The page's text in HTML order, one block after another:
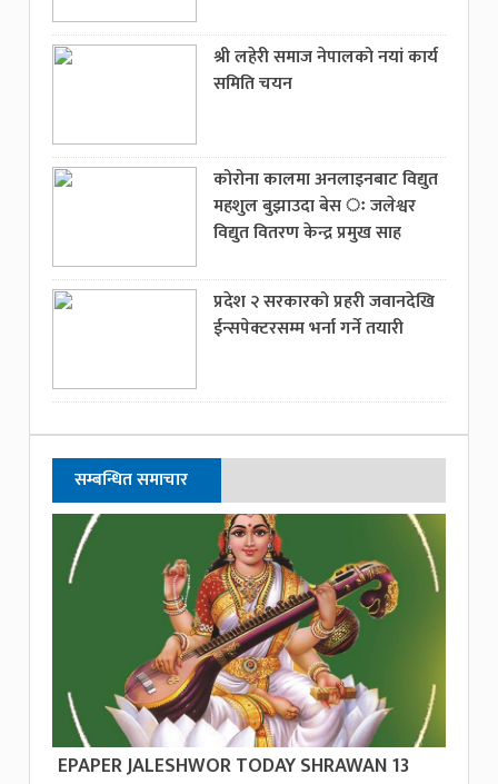
श्री लहेरी समाज नेपालको नयां कार्य
समिति चयन
कोरोना कालमा अनलाइनबाट विद्युत
महशुल बुझाउदा बेस ः जलेश्वर
विद्युत वितरण केन्द्र प्रमुख साह
प्रदेश २ सरकारको प्रहरी जवानदेखि
ईन्सपेक्टरसम्म भर्ना गर्ने तयारी
सम्बन्धित समाचार
EPAPER JALESHWOR TODAY SHRAWAN 13